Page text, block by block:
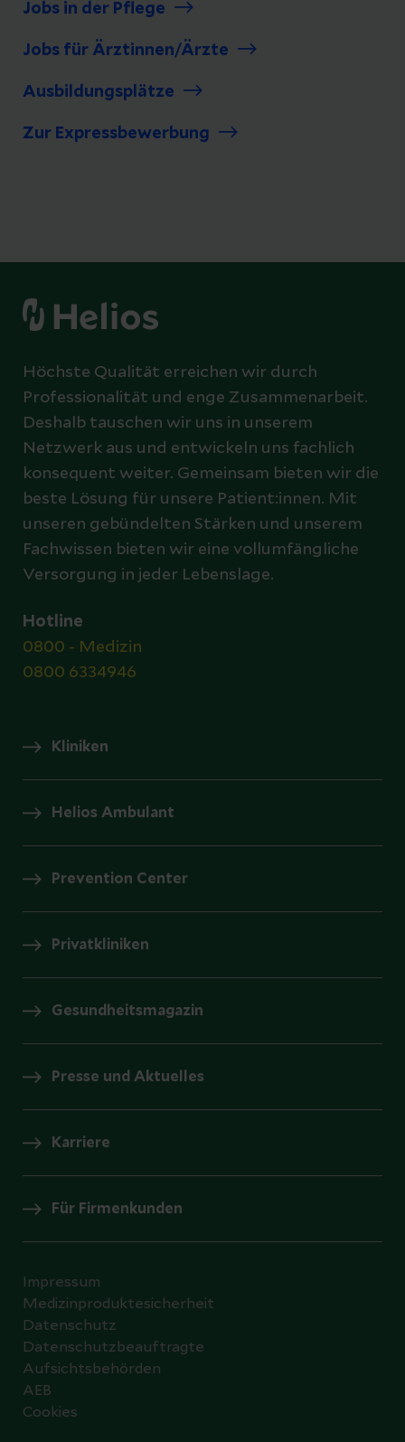
Jobs in der Pflege
Jobs für Ärztinnen/Ärzte
Ausbildungsplätze
Zur Expressbewerbung
Höchste Qualität erreichen wir durch
Professionalität und enge Zusammenarbeit.
Deshalb tauschen wir uns in unserem
Netzwerk aus und entwickeln uns fachlich
konsequent weiter. Gemeinsam bieten wir die
beste Lösung für unsere Patient:innen. Mit
unseren gebündelten Stärken und unserem
Fachwissen bieten wir eine vollumfängliche
Versorgung in jeder Lebenslage.
Hotline
0800 - Medizin
0800 6334946
Kliniken
Helios Ambulant
Prevention Center
Privatkliniken
Gesundheitsmagazin
Presse und Aktuelles
Karriere
Für Firmenkunden
Impressum
Medizinproduktesicherheit
Datenschutz
Datenschutzbeauftragte
Aufsichtsbehörden
AEB
Cookies